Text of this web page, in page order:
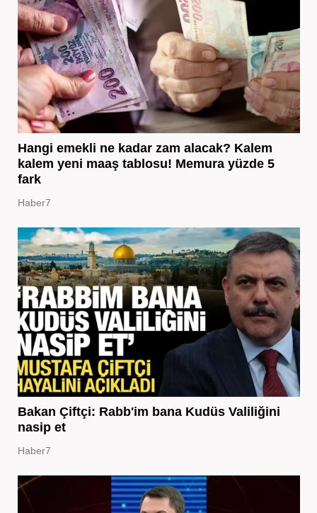
Hangi emekli ne kadar zam alacak? Kalem
kalem yeni maaş tablosu! Memura yüzde 5
fark
Haber7
Bakan Çiftçi: Rabb'im bana Kudüs Valiliğini
nasip et
Haber7